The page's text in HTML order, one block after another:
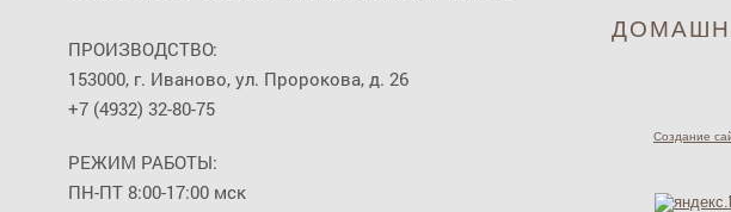
ПРОИЗВОДСТВО:
153000, г. Иваново, ул. Пророкова, д. 26
+7 (4932) 32-80-75
РЕЖИМ РАБОТЫ:
ПН-ПТ 8:00-17:00 мск
Создание